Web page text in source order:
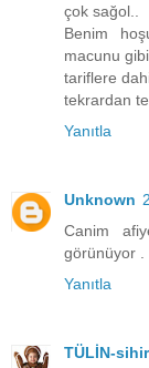
çok sağol..
Benim
macunu
tariflere
tekrardan
Yanıtla
Unknown
Canim
görünüyor .
Yanıtla
TÜLİN-